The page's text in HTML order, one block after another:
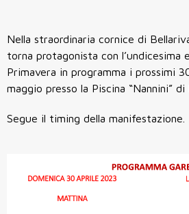
Nella straordinaria cornice di
torna protagonista con l’undicesima
Primavera in programma i prossimi
maggio presso la Piscina “Nannini” di
Segue il timing della manifestazione.